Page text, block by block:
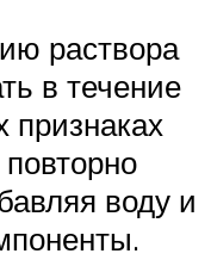
раствора
в течение
признаках
воду и